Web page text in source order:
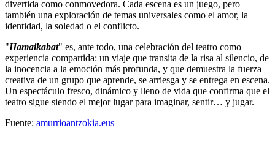
divertida como conmovedora. Cada escena es un juego, pero
también una exploración de temas universales como el amor, la
identidad, la soledad o el conflicto.
"Hamaikabat" es, ante todo, una celebración del teatro como
experiencia compartida: un viaje que transita de la risa al silencio, de
la inocencia a la emoción más profunda, y que demuestra la fuerza
creativa de un grupo que aprende, se arriesga y se entrega en escena.
Un espectáculo fresco, dinámico y lleno de vida que confirma que el
teatro sigue siendo el mejor lugar para imaginar, sentir… y jugar.
Fuente: amurrioantzokia.eus